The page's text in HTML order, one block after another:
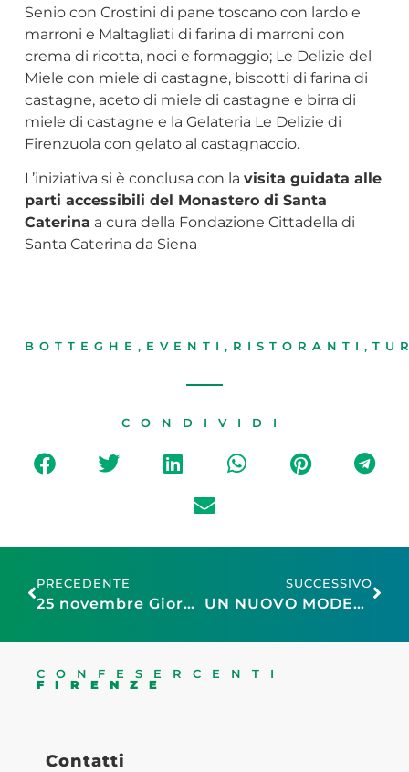
Senio con Crostini di pane toscano con lardo e
marroni e Maltagliati di farina di marroni con
crema di ricotta, noci e formaggio; Le Delizie del
Miele con miele di castagne, biscotti di farina di
castagne, aceto di miele di castagne e birra di
miele di castagne e la Gelateria Le Delizie di
Firenzuola con gelato al castagnaccio.
L’iniziativa si è conclusa con la visita guidata alle
parti accessibili del Monastero di Santa
Caterina a cura della Fondazione Cittadella di
Santa Caterina da Siena
BOTTEGHE , EVENTI , RISTORANTI ,
CONDIVIDI
PRECEDENTE
25 novembre Giornata mondiale contro la violenza sulle donne. Confesercenti lancia la campagna “Red Saturday. Facciamo quadrato”
SUCCESSIVO
UN NUOVO MODELLO DI SICUREZZA URBANA È POSSIBILE?
CONFESERCENTI
FIRENZE
Contatti